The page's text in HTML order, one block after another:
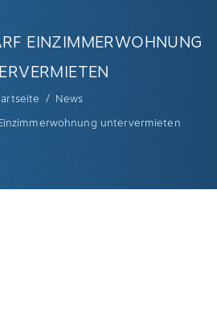
EINZIMMERWOHNUNG
News
untervermieten